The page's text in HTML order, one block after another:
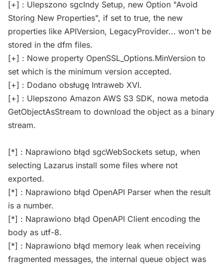
[+] : Ulepszono sgcIndy Setup, new Option "Avoid
Storing New Properties", if set to true, the new
properties like APIVersion, LegacyProvider... won't be
stored in the dfm files.
[+] : Nowe property OpenSSL_Options.MinVersion to
set which is the minimum version accepted.
[+] : Dodano obsługę Intraweb XVI.
[+] : Ulepszono Amazon AWS S3 SDK, nowa metoda
GetObjectAsStream to download the object as a binary
stream.
[*] : Naprawiono błąd sgcWebSockets setup, when
selecting Lazarus install some files where not
exported.
[*] : Naprawiono błąd OpenAPI Parser when the result
is a number.
[*] : Naprawiono błąd OpenAPI Client encoding the
body as utf-8.
[*] : Naprawiono błąd memory leak when receiving
fragmented messages, the internal queue object was